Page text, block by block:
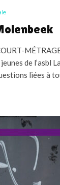
de l’asbl
liées à